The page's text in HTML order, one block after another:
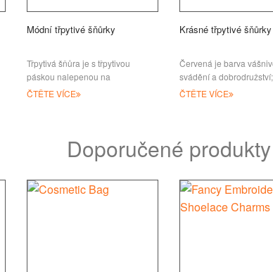
Módní třpytivé šňůrky
Třpytivá šňůra je s třpytivou
páskou nalepenou na
polyesterové šňůrce, pak na ni
ČTĚTE VÍCE
Krásné třpytivé šňůrky
Červená je barva
svádění a
symbolizuje energii,
ČTĚTE VÍCE
Doporučené produkty